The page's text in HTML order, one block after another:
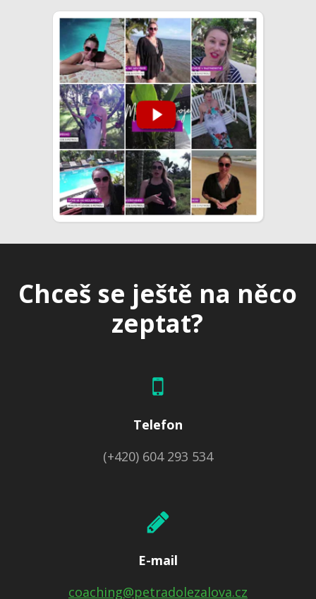
Chceš se ještě na něco
zeptat?
Telefon
(+420) 604 293 534
E-mail
coaching@petradolezalova.cz